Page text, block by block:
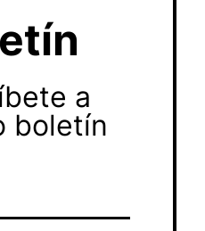
a
boletín